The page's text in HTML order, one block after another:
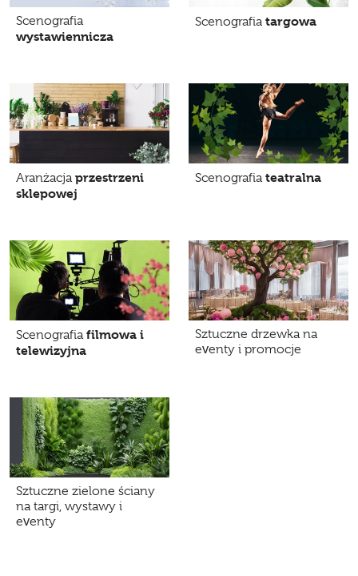
Scenografia
wystawiennicza
Scenografiatargowa
Aranżacjaprzestrzeni
sklepowej
Scenografiateatralna
Scenografiafilmowa i
telewizyjna
Sztuczne drzewka na
eventy i promocje
Sztuczne zielone ściany
na targi, wystawy i
eventy